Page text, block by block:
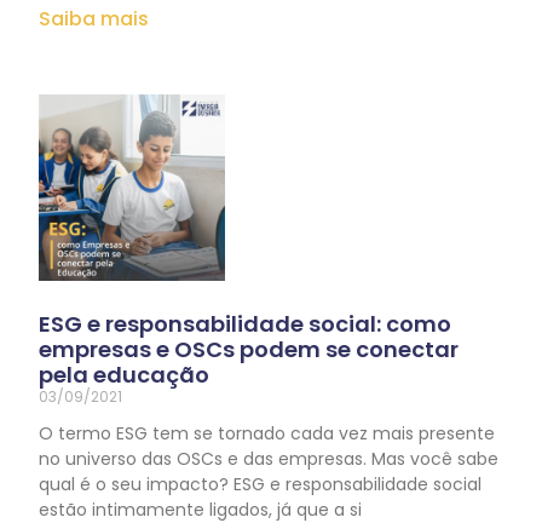
Saiba mais
ESG e responsabilidade social: como
empresas e OSCs podem se conectar
pela educação
03/09/2021
O termo ESG tem se tornado cada vez mais presente
no universo das OSCs e das empresas. Mas você sabe
qual é o seu impacto? ESG e responsabilidade social
estão intimamente ligados, já que a si